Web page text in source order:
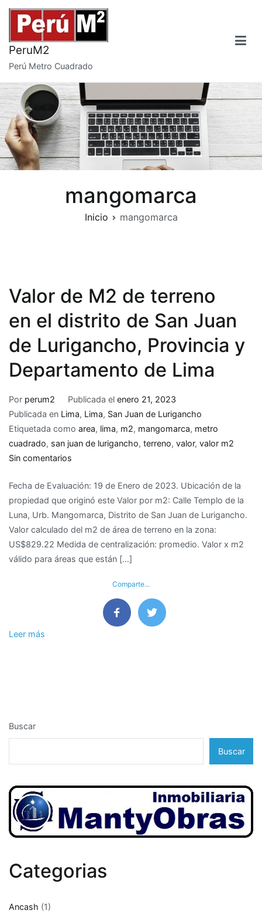
Saltar
contenido
PeruM2
Perú Metro Cuadrado
mangomarca
Inicio mangomarca
Valor de M2 de terreno
en el distrito de San Juan
de Lurigancho, Provincia y
Departamento de Lima
Por perum2 Publicada el enero 21, 2023
Publicada en Lima, Lima, San Juan de Lurigancho
Etiquetada como area, lima, m2, mangomarca, metro
cuadrado, san juan de lurigancho, terreno, valor, valor m2
Sin comentarios
de
M2
de
terreno
en
el
Fecha de Evaluación: 19 de Enero de 2023. Ubicación de la
propiedad que originó este Valor por m2: Calle Templo de la
Luna, Urb. Mangomarca, Distrito de San Juan de Lurigancho.
Valor calculado del m2 de área de terreno en la zona:
US$829.22 Medida de centralización: promedio. Valor x m2
válido para áreas que están […]
Comparte...
Leer más
Buscar
Buscar
Categorias
Ancash (1)